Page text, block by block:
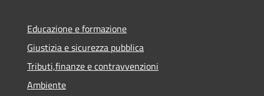
Educazione e formazione
Giustizia e sicurezza pubblica
Tributi,finanze e contravvenzioni
Ambiente